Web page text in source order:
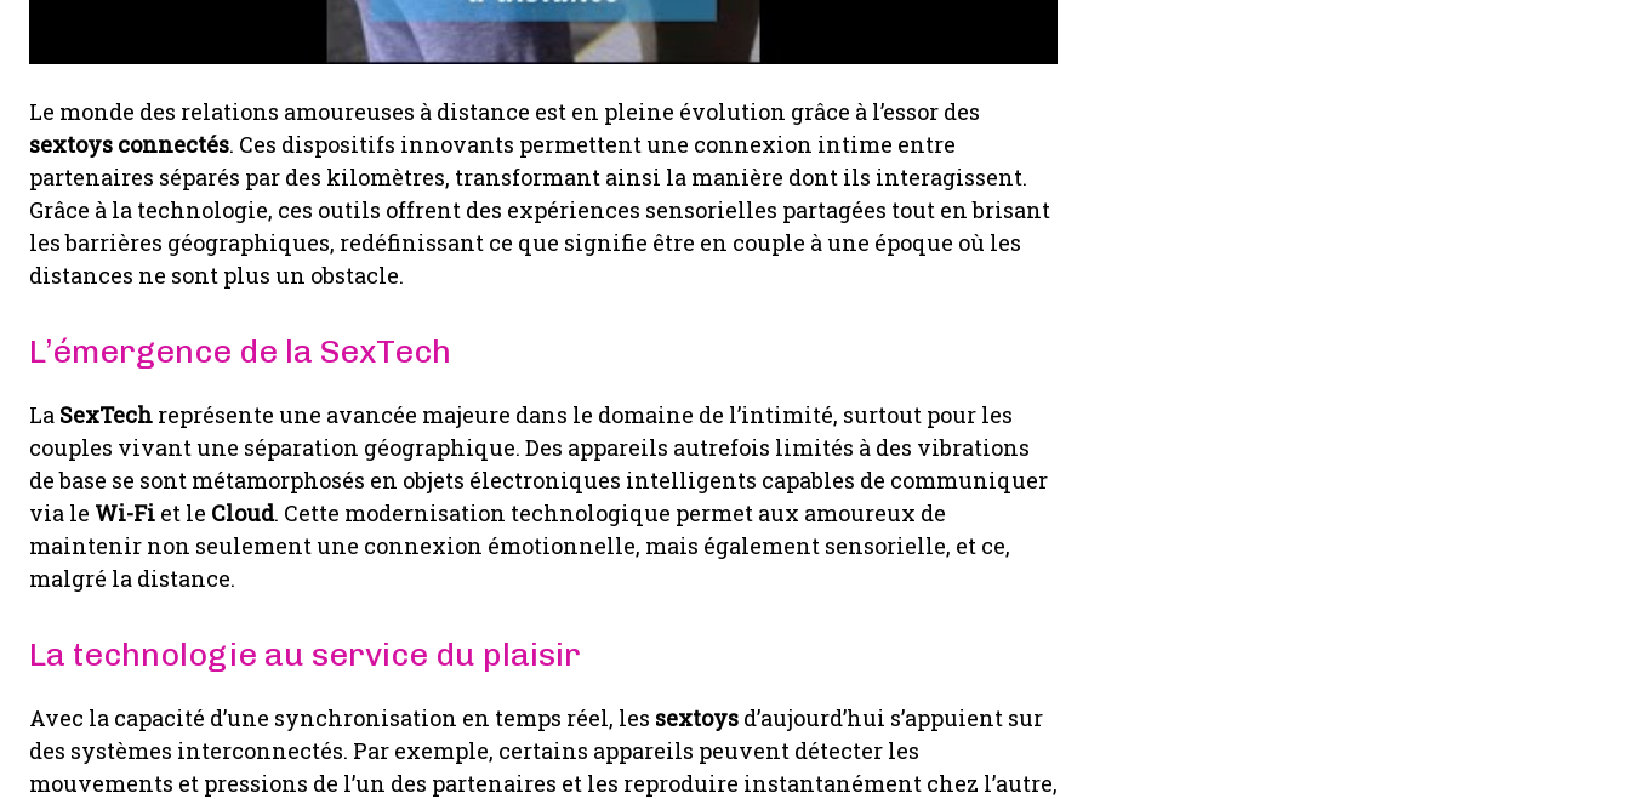
Le monde des relations amoureuses à distance est en pleine évolution grâce à l’essor des
sextoys connectés. Ces dispositifs innovants permettent une connexion intime entre
partenaires séparés par des kilomètres, transformant ainsi la manière dont ils interagissent.
Grâce à la technologie, ces outils offrent des expériences sensorielles partagées tout en brisant
les barrières géographiques, redéfinissant ce que signifie être en couple à une époque où les
distances ne sont plus un obstacle.
L’émergence de la SexTech
La SexTech représente une avancée majeure dans le domaine de l’intimité, surtout pour les
couples vivant une séparation géographique. Des appareils autrefois limités à des vibrations
de base se sont métamorphosés en objets électroniques intelligents capables de communiquer
via le Wi-Fi et le Cloud. Cette modernisation technologique permet aux amoureux de
maintenir non seulement une connexion émotionnelle, mais également sensorielle, et ce,
malgré la distance.
La technologie au service du plaisir
Avec la capacité d’une synchronisation en temps réel, les sextoys d’aujourd’hui s’appuient sur
des systèmes interconnectés. Par exemple, certains appareils peuvent détecter les
mouvements et pressions de l’un des partenaires et les reproduire instantanément chez l’autre,